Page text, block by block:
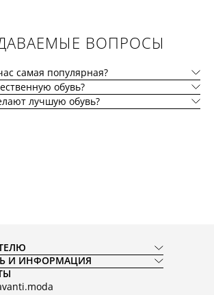
ВОПРОСЫ
самая популярная?
обувь?
лучшую обувь?
И ИНФОРМАЦИЯ